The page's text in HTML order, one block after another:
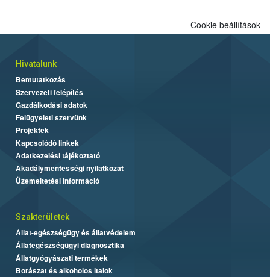
Cookie beállítások
Hivatalunk
Bemutatkozás
Szervezeti felépítés
Gazdálkodási adatok
Felügyeleti szervünk
Projektek
Kapcsolódó linkek
Adatkezelési tájékoztató
Akadálymentességi nyilatkozat
Üzemeltetési információ
Szakterületek
Állat-egészségügy és állatvédelem
Állategészségügyi diagnosztika
Állatgyógyászati termékek
Borászat és alkoholos italok